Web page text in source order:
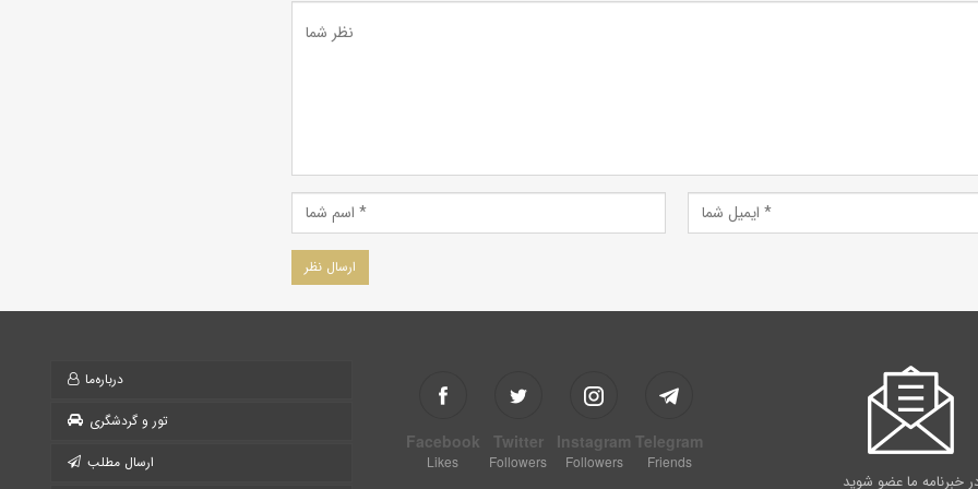
درباره‌ما
تور و گردشگری
ارسال مطلب
Facebook
Likes
Twitter
Followers
Instagram
Followers
Telegram
Friends
خبرنامه ما عضو شوید